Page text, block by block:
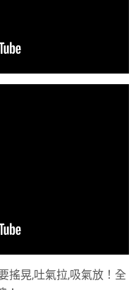
搖晃,吐氣拉,吸氣放！全